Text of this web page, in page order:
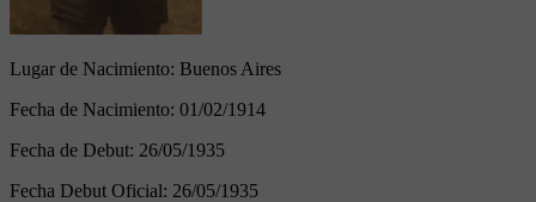
Lugar de Nacimiento: Buenos Aires
Fecha de Nacimiento: 01/02/1914
Fecha de Debut: 26/05/1935
Fecha Debut Oficial: 26/05/1935